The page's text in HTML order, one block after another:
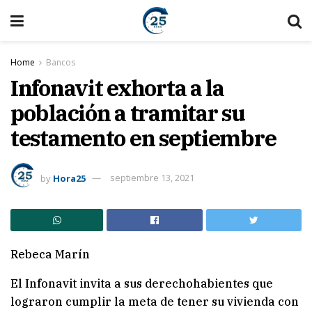
Home Bancos
Infonavit exhorta a la
población a tramitar su
testamento en septiembre
by Hora25 septiembre 13, 2021
Rebeca Marín
El Infonavit invita a sus derechohabientes que
lograron cumplir la meta de tener su vivienda con